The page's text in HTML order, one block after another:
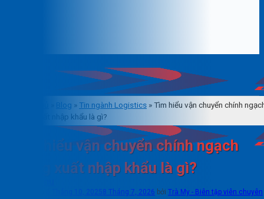
Blog » Tin ngành Logistics »Tìm hiểu vận chuyển chính
trong xuất nhập khẩu là gì?
Tìm hiểu vận chuyển chính ngạch
trong xuất nhập khẩu là gì?
6 Tháng 10, 20258 Tháng 7, 2026 bởi Trà My - Biên tập viên chuyên